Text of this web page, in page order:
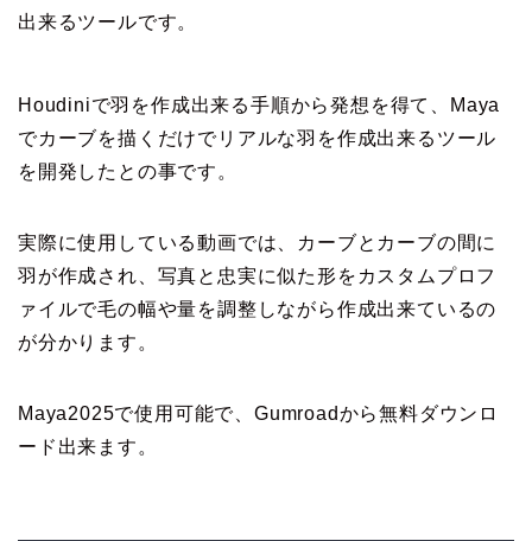
出来るツールです。
Houdiniで羽を作成出来る手順から発想を得て、Maya
でカーブを描くだけでリアルな羽を作成出来るツール
を開発したとの事です。
実際に使用している動画では、カーブとカーブの間に
羽が作成され、写真と忠実に似た形をカスタムプロフ
ァイルで毛の幅や量を調整しながら作成出来ているの
が分かります。
Maya2025で使用可能で、Gumroadから無料ダウンロ
ード出来ます。